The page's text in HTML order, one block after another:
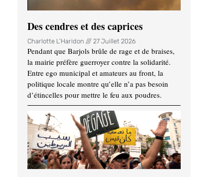
Des cendres et des caprices
Charlotte L'Haridon 27 Juillet 2026
Pendant que Barjols brûle de rage et de braises,
la mairie préfère guerroyer contre la solidarité.
Entre ego municipal et amateurs au front, la
politique locale montre qu’elle n’a pas besoin
d’étincelles pour mettre le feu aux poudres.